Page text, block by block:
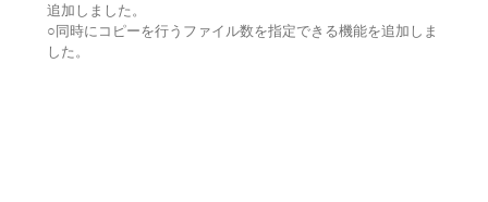
追加しました。
○同時にコピーを行うファイル数を指定できる機能を追加しま
した。